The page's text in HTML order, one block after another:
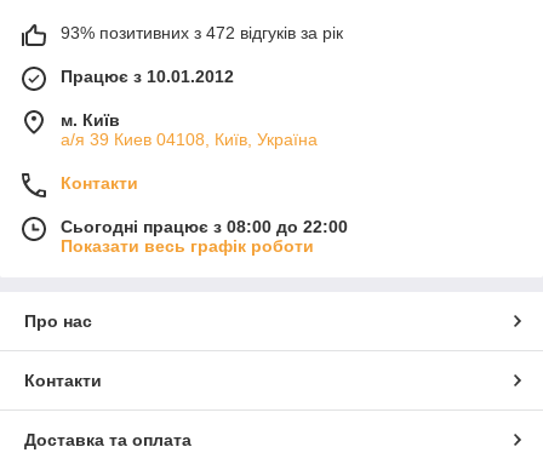
93% позитивних з 472 відгуків за рік
Працює з 10.01.2012
м. Київ
а/я 39 Киев 04108, Київ, Україна
Контакти
Сьогодні працює з 08:00 до 22:00
Показати весь графік роботи
Про нас
Контакти
Доставка та оплата